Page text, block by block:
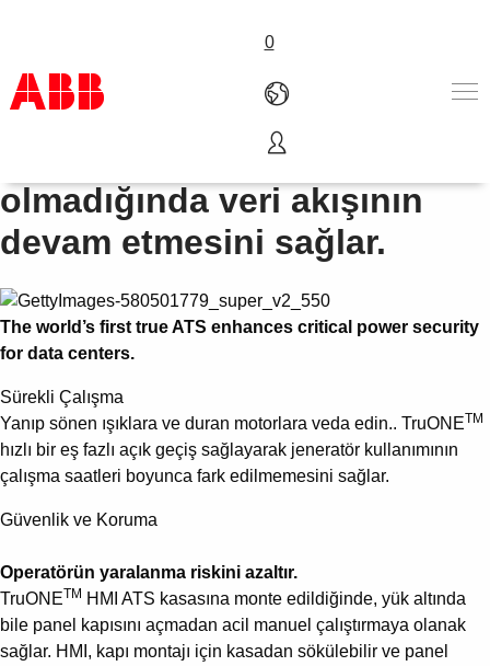
0
Ürünler ve Çözümler
Endüstriler
Servis
Bize ulaşın
Kariyer
birincil güç
olmadığında veri akışının
devam etmesini sağlar.
The world’s first true ATS enhances critical power security
for data centers.
Sürekli Çalışma
Yanıp sönen ışıklara ve duran motorlara veda edin.. TruONETM
hızlı bir eş fazlı açık geçiş sağlayarak jeneratör kullanımının
çalışma saatleri boyunca fark edilmemesini sağlar.
Güvenlik ve Koruma
Operatörün yaralanma riskini azaltır.
TruONETM HMI ATS kasasına monte edildiğinde, yük altında
bile panel kapısını açmadan acil manuel çalıştırmaya olanak
sağlar. HMI, kapı montajı için kasadan sökülebilir ve panel